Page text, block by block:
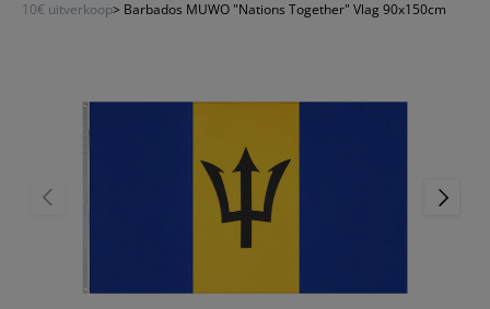
10€ uitverkoop> Barbados MUWO "Nations Together" Vlag 90x150cm
VORIGE